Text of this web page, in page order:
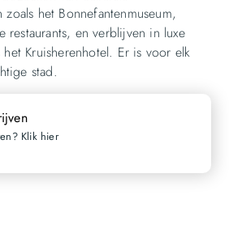
het Bonnefantenmuseum,
restaurants, en verblijven in luxe
Kruisherenhotel. Er is voor elk
stad.
Klik hier